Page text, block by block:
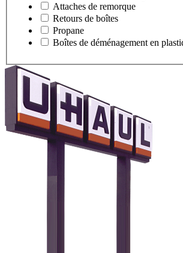
Attaches de remorque
Retours de boîtes
Propane
Boîtes de déménagement en